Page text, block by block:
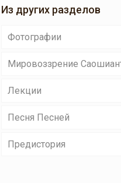
Из других разделов
Фотографии
Мировоззрение
Лекции
Песня Песней
Предистория